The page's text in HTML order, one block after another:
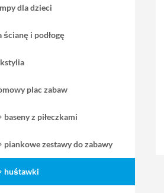
dla dzieci
ścianę i podłogę
plac zabaw
baseny z piłeczkami
piankowe zestawy do zabawy
huśtawki